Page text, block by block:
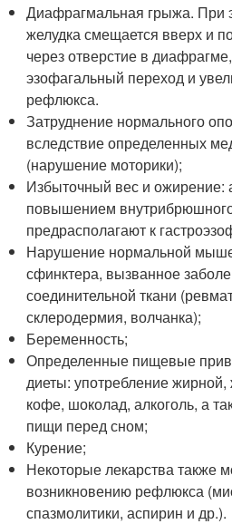
Диафрагмальная грыжа. При
желудка смещается вверх и
через отверстие в
эзофагальный переход и
рефлюкса.
Затруднение нормального
вследствие определенных
(нарушение моторики);
Избыточный вес и ожирение:
повышением
предрасполагают к
Нарушение нормальной
сфинктера, вызванное
соединительной ткани
склеродермия, волчанка);
Беременность;
Определенные пищевые
диеты: употребление
кофе, шоколад, алкоголь, а
пищи перед сном;
Курение;
Некоторые лекарства также
возникновению рефлюкса
спазмолитики, аспирин и др.).